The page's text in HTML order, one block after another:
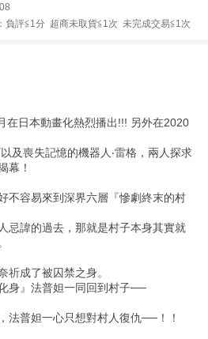
負評≦1分 超商未取貨≦1次 未完成交易≦1次
日本動畫化熱烈播出!!! 另外在2020
及喪失記憶的機器人‧雷格，兩人探求
幕！
不容易來到深界六層『慘劇終末的村
忌諱的過去，那就是村子本身其實就
祈成了被囚禁之身。
身』法普妲一同回到村子──
法普妲一心只想對村人復仇──！！